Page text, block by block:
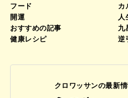
フード
カ
開運
人
おすすめの記事
九
健康レシピ
逆
クロワッサンの最新